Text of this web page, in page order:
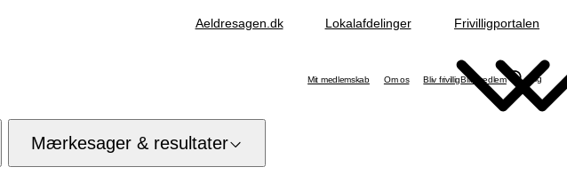
Aeldresagen.dk Lokalafdelinger Frivilligportalen
Mit medlemskab Om os Bliv frivilligBliv medlem Søg
Mærkesager & resultater